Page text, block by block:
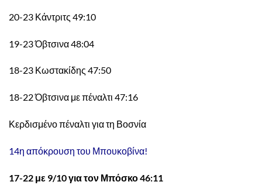
20-23 Κάντριτς 49:10
19-23 Όβτσινα 48:04
18-23 Κωστακίδης 47:50
18-22 Όβτσινα με πέναλτι 47:16
Κερδισμένο πέναλτι για τη Βοσνία
14η απόκρουση του Μπουκοβίνα!
17-22 με 9/10 για τον Μπόσκο 46:11